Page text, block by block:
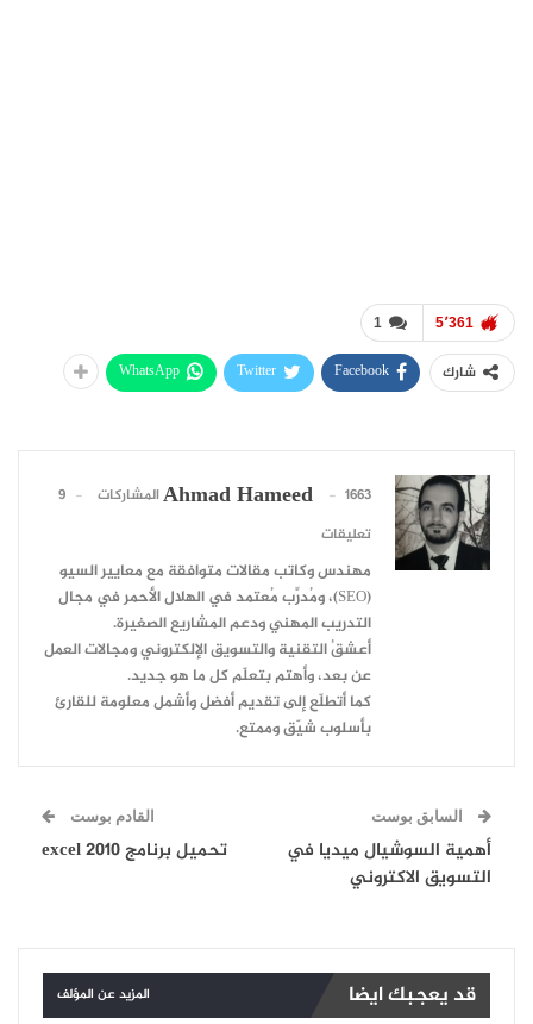
1 5٬361
شارك Facebook
Twitter
WhatsApp
Ahmad Hameed 1663 المشاركات
9
تعليقات
مهندس وكاتب مقالات متوافقة مع معايير السيو
(SEO)، ومُدرِّب مُعتمد في الهلال الأحمر في مجال
التدريب المهني ودعم المشاريع الصغيرة.
أعشقُ التقنية والتسويق الإلكتروني ومجالات العمل
عن بعد، وأهتم بتعلّم كل ما هو جديد.
كما أتطلّع إلى تقديم أفضل وأشمل معلومة للقارئ
بأسلوب شيّق وممتع.
السابق بوست
أهمية السوشيال ميديا في
التسويق الاكتروني
القادم بوست
تحميل برنامج excel 2010
قد يعجبك ايضا المزيد عن المؤلف